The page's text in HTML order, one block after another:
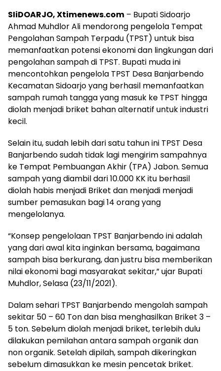
SIiDOARJO, Xtimenews.com – Bupati Sidoarjo
Ahmad Muhdlor Ali mendorong pengelola Tempat
Pengolahan Sampah Terpadu (TPST) untuk bisa
memanfaatkan potensi ekonomi dan lingkungan dari
pengolahan sampah di TPST. Bupati muda ini
mencontohkan pengelola TPST Desa Banjarbendo
Kecamatan Sidoarjo yang berhasil memanfaatkan
sampah rumah tangga yang masuk ke TPST hingga
diolah menjadi briket bahan alternatif untuk industri
kecil.
Selain itu, sudah lebih dari satu tahun ini TPST Desa
Banjarbendo sudah tidak lagi mengirim sampahnya
ke Tempat Pembuangan Akhir (TPA) Jabon. Semua
sampah yang diambil dari 10.000 KK itu berhasil
diolah habis menjadi Briket dan menjadi menjadi
sumber pemasukan bagi 14 orang yang
mengelolanya.
“Konsep pengelolaan TPST Banjarbendo ini adalah
yang dari awal kita inginkan bersama, bagaimana
sampah bisa berkurang, dan justru bisa memberikan
nilai ekonomi bagi masyarakat sekitar,” ujar Bupati
Muhdlor, Selasa (23/11/2021).
Dalam sehari TPST Banjarbendo mengolah sampah
sekitar 50 – 60 Ton dan bisa menghasilkan Briket 3 –
5 ton. Sebelum diolah menjadi briket, terlebih dulu
dilakukan pemilahan antara sampah organik dan
non organik. Setelah dipilah, sampah dikeringkan
sebelum dimasukkan ke mesin pencetak briket.